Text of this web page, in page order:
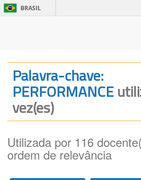
BRASIL
Palavra-chave:
PERFORMANCE
vez(es)
Utilizada por 116
ordem de relevância